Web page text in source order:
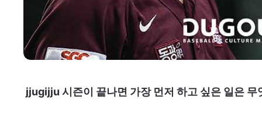
jjugijju 시즌이 끝나면 가장 먼저 하고 싶은 일은 무